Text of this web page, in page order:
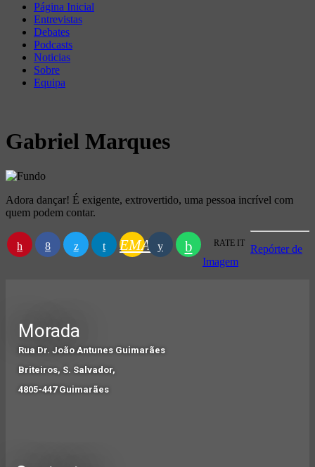
Página Inicial
Entrevistas
Debates
Podcasts
Noticias
Sobre
Equipa
Gabriel Marques
Adora dançar! É exigente, extrovertido, uma pessoa incrível com
quem podem contar.
EMAIL RATE IT Repórter de
Imagem
Morada
Rua Dr. João Antunes Guimarães
Briteiros, S. Salvador,
4805-447 Guimarães